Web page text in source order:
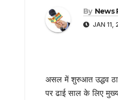
By News
JAN 11,
असल में शुरुआत उद्धव
पर ढाई साल के लिए